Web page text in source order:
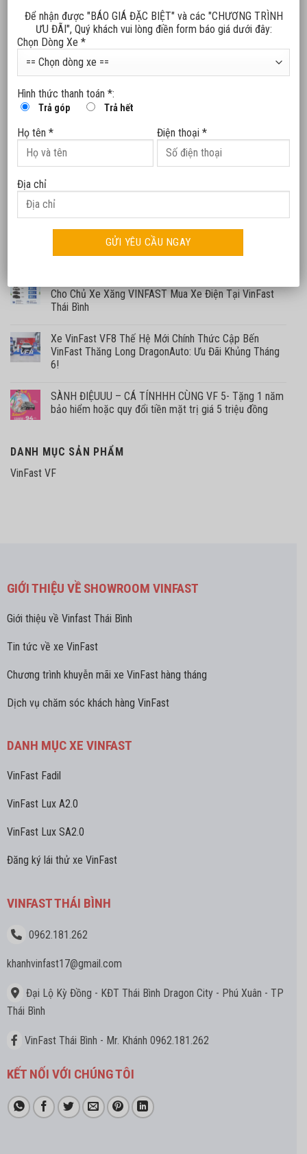
Khảo sát về 2 tính năng
ACC/LCC trên xe VF 7, VF 8
Vinfast Thái Bình
Chương trình tăng film 3M và
hính sách bảo hành 15 năm cho
BÀI VIẾT MỚI
VinFast VF 2 chính thức nhận đặt cọc – ưu đãi 8 triệu
đồng trong 3 ngày “vàng”
Chương trình tri ân khách hàng xe xăng VinFast chuyển
Cho Chủ Xe Xăng VINFAST Mua Xe Điện Tại VinFast
Thái Bình
Xe VinFast VF8 Thế Hệ Mới Chính Thức Cập Bến
VinFast Thăng Long DragonAuto: Ưu Đãi Khủng Tháng
6!
SÀNH ĐIỆUUU – CÁ TÍNHHH CÙNG VF 5- Tặng 1 năm
bảo hiểm hoặc quy đổi tiền mặt trị giá 5 triệu đồng
DANH MỤC SẢN PHẨM
VinFast VF
GIỚI THIỆU VỀ SHOWROOM VINFAST
Giới thiệu về Vinfast Thái Bình
Tin tức về xe VinFast
Chương trình khuyễn mãi xe VinFast hàng tháng
Dịch vụ chăm sóc khách hàng VinFast
DANH MỤC XE VINFAST
VinFast Fadil
VinFast Lux A2.0
VinFast Lux SA2.0
Đăng ký lái thử xe VinFast
VINFAST THÁI BÌNH
0962.181.262
khanhvinfast17@gmail.com
Đại Lộ Kỳ Đồng - KĐT Thái Bình Dragon City - Phú Xuân - TP
Thái Bình
VinFast Thái Bình - Mr. Khánh 0962.181.262
KẾT NỐI VỚI CHÚNG TÔI
Để nhận được "BÁO GIÁ ĐẶC BIỆT" và các "CHƯƠNG TRÌNH
ƯU ĐÃI", Quý khách vui lòng điền form báo giá dưới đây:
Chọn Dòng Xe *
Hình thức thanh toán *:
Trả góp Trả hết
Họ tên * Điện thoại *
Địa chỉ